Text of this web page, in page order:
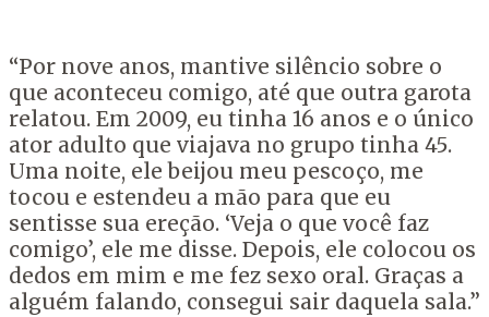
“Por nove anos, mantive silêncio sobre o
que aconteceu comigo, até que outra garota
relatou. Em 2009, eu tinha 16 anos e o único
ator adulto que viajava no grupo tinha 45.
Uma noite, ele beijou meu pescoço, me
tocou e estendeu a mão para que eu
sentisse sua ereção. ‘Veja o que você faz
comigo’, ele me disse. Depois, ele colocou os
dedos em mim e me fez sexo oral. Graças a
alguém falando, consegui sair daquela sala.”